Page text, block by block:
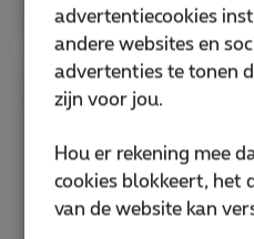
ISO-certificaten
Onze kwaliteits- en
voldoen aan ISO 9001,
advertentiecookies
andere websites en
advertenties te tonen
zijn voor jou.
Hou er rekening mee
cookies blokkeert, het
van de website kan